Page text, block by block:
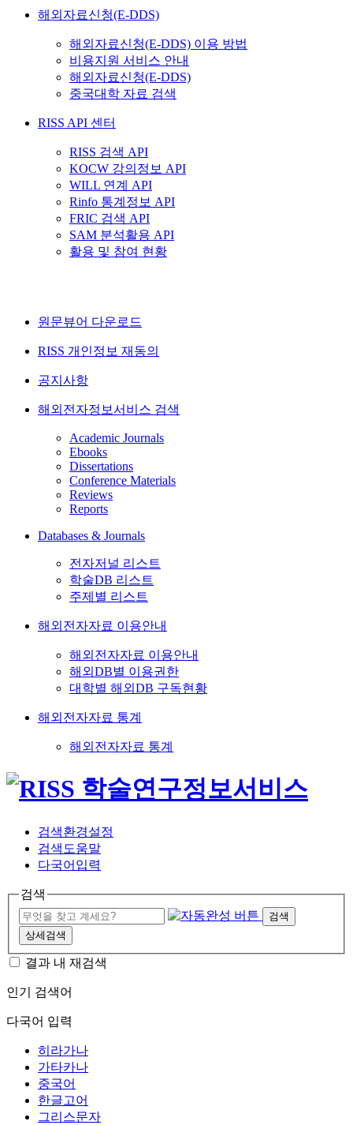
해외자료신청(E-DDS)
해외자료신청(E-DDS) 이용 방법
비용지원 서비스 안내
해외자료신청(E-DDS)
중국대학 자료 검색
RISS API 센터
RISS 검색 API
KOCW 강의정보 API
WILL 연계 API
Rinfo 통계정보 API
FRIC 검색 API
SAM 분석활용 API
활용 및 참여 현황
원문뷰어 다운로드
RISS 개인정보 재동의
공지사항
해외전자정보서비스 검색
Academic Journals
Ebooks
Dissertations
Conference Materials
Reviews
Reports
Databases & Journals
전자저널 리스트
학술DB 리스트
주제별 리스트
해외전자자료 이용안내
해외전자자료 이용안내
해외DB별 이용권한
대학별 해외DB 구독현황
해외전자자료 통계
해외전자자료 통계
검색환경설정
검색도움말
다국어입력
검색
검색
상세검색
결과 내 재검색
인기 검색어
다국어 입력
히라가나
가타카나
중국어
한글고어
그리스문자